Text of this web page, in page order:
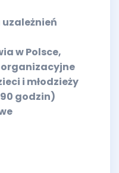
w Polsce,
i młodzieży
godzin)